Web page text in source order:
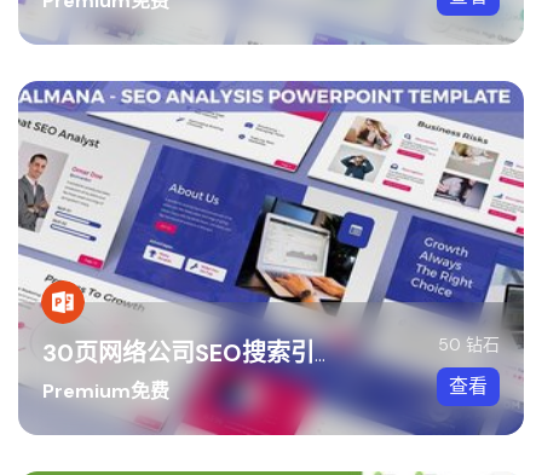
30页网络公司SEO搜索引擎优化业务介绍展示PPT模板
Premium免费
50 钻石
查看